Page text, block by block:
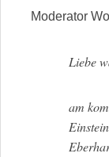
Moderator
Liebe
am